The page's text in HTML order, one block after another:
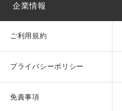
企業情報
ご利用規約
プライバシーポリシー
免責事項